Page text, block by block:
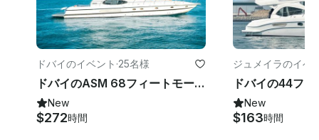
ドバイのイベント ·25名様
ドバイのASM 68フィートモーターヨット SJY
New
$272時間
ジュメイラのイベ
New
$163時間